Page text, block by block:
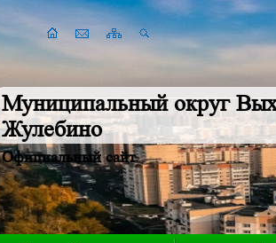
Муниципальный округ
Жулебино
Официальный сайт